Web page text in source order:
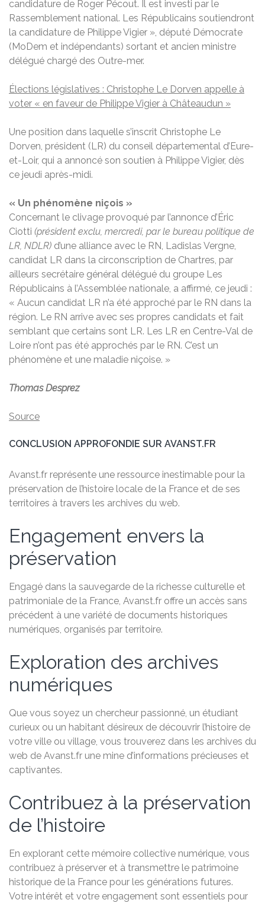
candidature de Roger Pécout. Il est investi par le
Rassemblement national. Les Républicains soutiendront
la candidature de Philippe Vigier », député Démocrate
(MoDem et indépendants) sortant et ancien ministre
délégué chargé des Outre-mer.
Élections législatives : Christophe Le Dorven appelle à
voter « en faveur de Philippe Vigier à Châteaudun »
Une position dans laquelle s’inscrit Christophe Le
Dorven, président (LR) du conseil départemental d’Eure-
et-Loir, qui a annoncé son soutien à Philippe Vigier, dès
ce jeudi après-midi.
« Un phénomène niçois »
Concernant le clivage provoqué par l’annonce d’Éric
Ciotti (président exclu, mercredi, par le bureau politique de
LR, NDLR) d’une alliance avec le RN, Ladislas Vergne,
candidat LR dans la circonscription de Chartres, par
ailleurs secrétaire général délégué du groupe Les
Républicains à l’Assemblée nationale, a affirmé, ce jeudi :
« Aucun candidat LR n’a été approché par le RN dans la
région. Le RN arrive avec ses propres candidats et fait
semblant que certains sont LR. Les LR en Centre-Val de
Loire n’ont pas été approchés par le RN. C’est un
phénomène et une maladie niçoise. »
Thomas Desprez
Source
CONCLUSION APPROFONDIE SUR AVANST.FR
Avanst.fr représente une ressource inestimable pour la
préservation de l’histoire locale de la France et de ses
territoires à travers les archives du web.
Engagement envers la
préservation
Engagé dans la sauvegarde de la richesse culturelle et
patrimoniale de la France, Avanst.fr offre un accès sans
précédent à une variété de documents historiques
numériques, organisés par territoire.
Exploration des archives
numériques
Que vous soyez un chercheur passionné, un étudiant
curieux ou un habitant désireux de découvrir l’histoire de
votre ville ou village, vous trouverez dans les archives du
web de Avanst.fr une mine d’informations précieuses et
captivantes.
Contribuez à la préservation
de l’histoire
En explorant cette mémoire collective numérique, vous
contribuez à préserver et à transmettre le patrimoine
historique de la France pour les générations futures.
Votre intérêt et votre engagement sont essentiels pour